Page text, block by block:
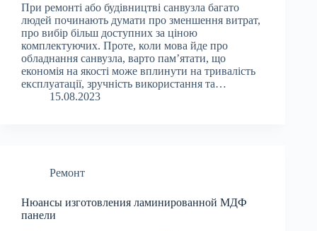
При ремонті або будівництві санвузла багато
людей починають думати про зменшення витрат,
про вибір більш доступних за ціною
комплектуючих. Проте, коли мова йде про
обладнання санвузла, варто пам’ятати, що
економія на якості може вплинути на тривалість
експлуатації, зручність використання та…
15.08.2023
Ремонт
Нюансы изготовления ламинированной МДФ
панели